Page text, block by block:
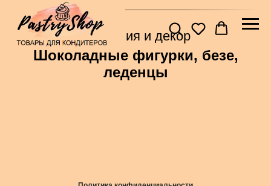
Главная →
Посыпки, украшения и декор
Шоколадные фигурки, безе,
леденцы